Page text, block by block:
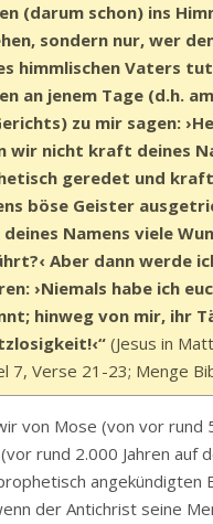
(darum schon) ins
sondern nur, wer
himmlischen Vaters
an jenem Tage (d.h.
zu mir sagen:
wir nicht kraft deines
geredet und
böse Geister
Namens viele
Aber dann werde
›Niemals habe ich
hinweg von mir, ihr
(Jesus in
7, Verse 21-23; Menge
von Mose (von vor rund
rund 2.000 Jahren auf
angekündigten
der Antichrist seine